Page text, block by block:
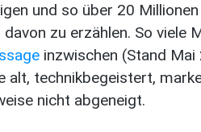
und so über 20
zu erzählen. So viele
inzwischen (Stand
alt, technikbegeistert,
nicht abgeneigt.